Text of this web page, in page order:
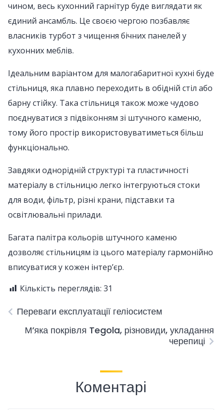
чином, весь кухонний гарнітур буде виглядати як
єдиний ансамбль. Це своєю чергою позбавляє
власників турбот з чищення бічних панелей у
кухонних меблів.
Ідеальним варіантом для малогабаритної кухні буде
стільниця, яка плавно переходить в обідній стіл або
барну стійку. Така стільниця також може чудово
поєднуватися з підвіконням зі штучного каменю,
тому його простір використовуватиметься більш
функціонально.
Завдяки однорідній структурі та пластичності
матеріалу в стільницю легко інтегруються стоки
для води, фільтр, різні крани, підставки та
освітлювальні прилади.
Багата палітра кольорів штучного каменю
дозволяє стільницям із цього матеріалу гармонійно
вписуватися у кожен інтер’єр.
Кількість переглядів: 31
Переваги експлуатації геліосистем
М’яка покрівля Tegola, різновиди, укладання
черепиці
Коментарі